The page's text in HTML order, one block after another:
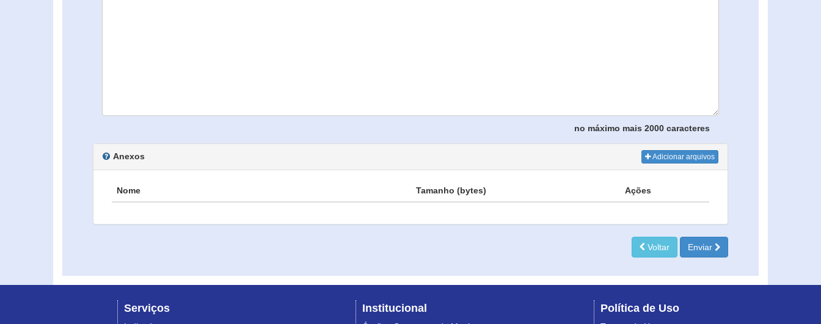
no máximo mais 2000 caracteres
Anexos Adicionar arquivos
Nome Tamanho (bytes) Ações
Voltar Enviar
Serviços Institucional Política de Uso